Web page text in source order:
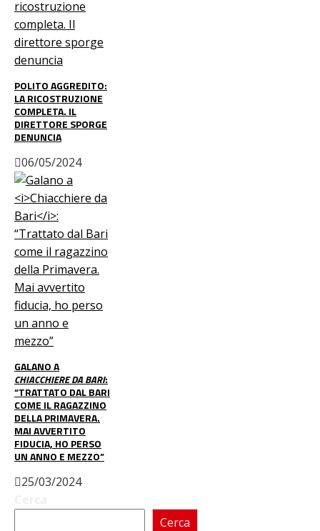
POLITO AGGREDITO:
LA RICOSTRUZIONE
COMPLETA. IL
DIRETTORE SPORGE
DENUNCIA
06/05/2024
GALANO A
CHIACCHIERE DA BARI:
“TRATTATO DAL BARI
COME IL RAGAZZINO
DELLA PRIMAVERA.
MAI AVVERTITO
FIDUCIA, HO PERSO
UN ANNO E MEZZO”
25/03/2024
Cerca